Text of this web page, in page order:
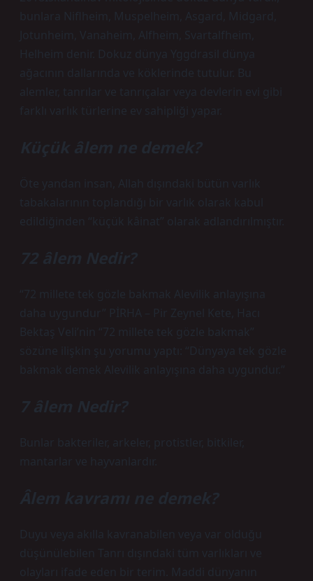
bunlara Niflheim, Muspelheim, Asgard, Midgard,
Jotunheim, Vanaheim, Alfheim, Svartalfheim,
Helheim denir. Dokuz dünya Yggdrasil dünya
ağacının dallarında ve köklerinde tutulur. Bu
alemler, tanrılar ve tanrıçalar veya devlerin evi gibi
farklı varlık türlerine ev sahipliği yapar.
Küçük âlem ne demek?
Öte yandan insan, Allah dışındaki bütün varlık
tabakalarının toplandığı bir varlık olarak kabul
edildiğinden “küçük kâinat” olarak adlandırılmıştır.
72 âlem Nedir?
“72 millete tek gözle bakmak Alevilik anlayışına
daha uygundur” PİRHA – Pir Zeynel Kete, Hacı
Bektaş Veli’nin “72 millete tek gözle bakmak”
sözüne ilişkin şu yorumu yaptı: “Dünyaya tek gözle
bakmak demek Alevilik anlayışına daha uygundur.”
7 âlem Nedir?
Bunlar bakteriler, arkeler, protistler, bitkiler,
mantarlar ve hayvanlardır.
Âlem kavramı ne demek?
Duyu veya akılla kavranabilen veya var olduğu
düşünülebilen Tanrı dışındaki tüm varlıkları ve
olayları ifade eden bir terim. Maddi dünyanın